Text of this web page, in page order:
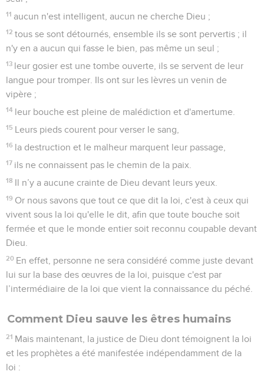
11 aucun n'est intelligent, aucun ne cherche Dieu ;
12 tous se sont détournés, ensemble ils se sont pervertis ; il
n'y en a aucun qui fasse le bien, pas même un seul ;
13 leur gosier est une tombe ouverte, ils se servent de leur
langue pour tromper. Ils ont sur les lèvres un venin de
vipère ;
14 leur bouche est pleine de malédiction et d'amertume.
15 Leurs pieds courent pour verser le sang,
16 la destruction et le malheur marquent leur passage,
17 ils ne connaissent pas le chemin de la paix.
18 Il n’y a aucune crainte de Dieu devant leurs yeux.
19 Or nous savons que tout ce que dit la loi, c'est à ceux qui
vivent sous la loi qu'elle le dit, afin que toute bouche soit
fermée et que le monde entier soit reconnu coupable devant
Dieu.
20 En effet, personne ne sera considéré comme juste devant
lui sur la base des œuvres de la loi, puisque c'est par
l’intermédiaire de la loi que vient la connaissance du péché.
Comment Dieu sauve les êtres humains
21 Mais maintenant, la justice de Dieu dont témoignent la loi
et les prophètes a été manifestée indépendamment de la
loi :